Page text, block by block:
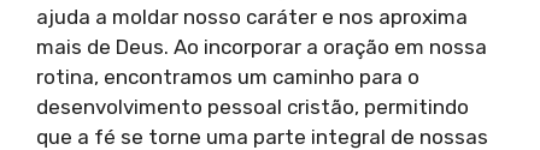
ajuda a moldar nosso caráter e nos aproxima
mais de Deus. Ao incorporar a oração em nossa
rotina, encontramos um caminho para o
desenvolvimento pessoal cristão, permitindo
que a fé se torne uma parte integral de nossas